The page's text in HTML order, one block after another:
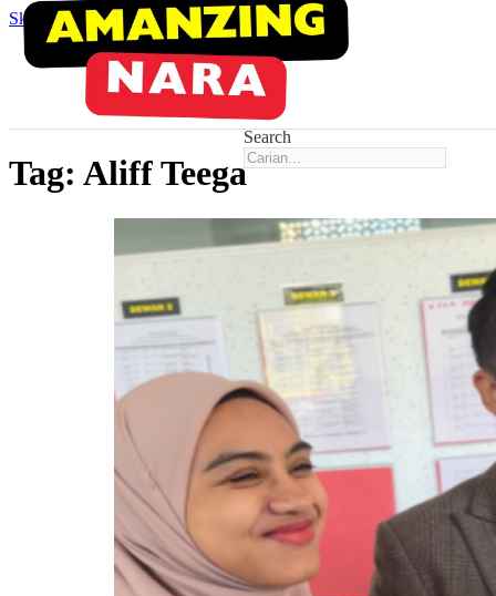
Skip to main content Skip to footer
Search
Tag: Aliff Teega